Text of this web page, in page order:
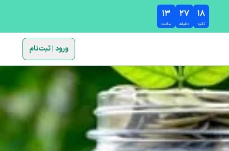
۱۳
ساعت
۲۷
دقیقه
۱۷
ثانیه
ورود | ثبت‌نام